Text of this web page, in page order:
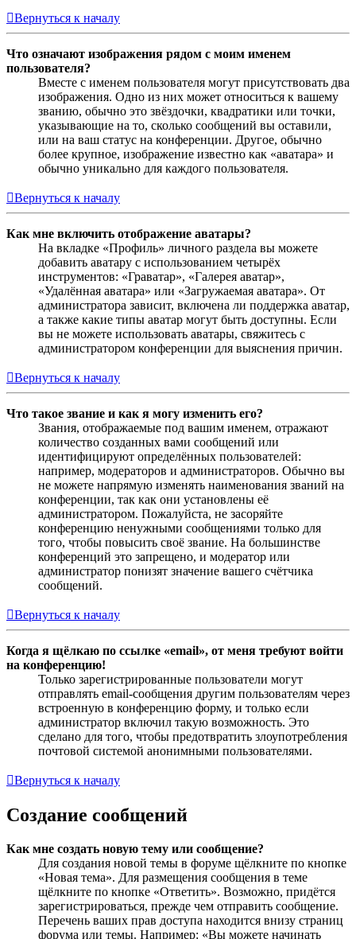
Вернуться к началу
Что означают изображения рядом с моим именем
пользователя?
Вместе с именем пользователя могут присутствовать два
изображения. Одно из них может относиться к вашему
званию, обычно это звёздочки, квадратики или точки,
указывающие на то, сколько сообщений вы оставили,
или на ваш статус на конференции. Другое, обычно
более крупное, изображение известно как «аватара» и
обычно уникально для каждого пользователя.
Вернуться к началу
Как мне включить отображение аватары?
На вкладке «Профиль» личного раздела вы можете
добавить аватару с использованием четырёх
инструментов: «Граватар», «Галерея аватар»,
«Удалённая аватара» или «Загружаемая аватара». От
администратора зависит, включена ли поддержка аватар,
а также какие типы аватар могут быть доступны. Если
вы не можете использовать аватары, свяжитесь с
администратором конференции для выяснения причин.
Вернуться к началу
Что такое звание и как я могу изменить его?
Звания, отображаемые под вашим именем, отражают
количество созданных вами сообщений или
идентифицируют определённых пользователей:
например, модераторов и администраторов. Обычно вы
не можете напрямую изменять наименования званий на
конференции, так как они установлены её
администратором. Пожалуйста, не засоряйте
конференцию ненужными сообщениями только для
того, чтобы повысить своё звание. На большинстве
конференций это запрещено, и модератор или
администратор понизят значение вашего счётчика
сообщений.
Вернуться к началу
Когда я щёлкаю по ссылке «email», от меня требуют войти
на конференцию!
Только зарегистрированные пользователи могут
отправлять email-сообщения другим пользователям через
встроенную в конференцию форму, и только если
администратор включил такую возможность. Это
сделано для того, чтобы предотвратить злоупотребления
почтовой системой анонимными пользователями.
Вернуться к началу
Создание сообщений
Как мне создать новую тему или сообщение?
Для создания новой темы в форуме щёлкните по кнопке
«Новая тема». Для размещения сообщения в теме
щёлкните по кнопке «Ответить». Возможно, придётся
зарегистрироваться, прежде чем отправить сообщение.
Перечень ваших прав доступа находится внизу страниц
форума или темы. Например: «Вы можете начинать